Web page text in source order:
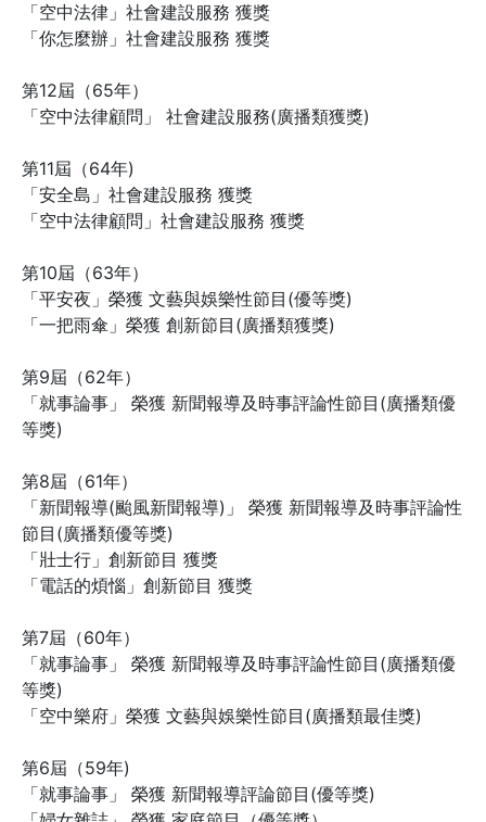
「空中法律」社會建設服務 獲獎
「你怎麼辦」社會建設服務 獲獎
第12屆（65年）
「空中法律顧問」 社會建設服務(廣播類獲獎)
第11屆（64年)
「安全島」社會建設服務 獲獎
「空中法律顧問」社會建設服務 獲獎
第10屆（63年）
「平安夜」榮獲 文藝與娛樂性節目(優等獎)
「一把雨傘」榮獲 創新節目(廣播類獲獎)
第9屆（62年）
「就事論事」 榮獲 新聞報導及時事評論性節目(廣播類優
等獎)
第8屆（61年）
「新聞報導(颱風新聞報導)」 榮獲 新聞報導及時事評論性
節目(廣播類優等獎)
「壯士行」創新節目 獲獎
「電話的煩惱」創新節目 獲獎
第7屆（60年）
「就事論事」 榮獲 新聞報導及時事評論性節目(廣播類優
等獎)
「空中樂府」榮獲 文藝與娛樂性節目(廣播類最佳獎)
第6屆（59年)
「就事論事」 榮獲 新聞報導評論節目(優等獎)